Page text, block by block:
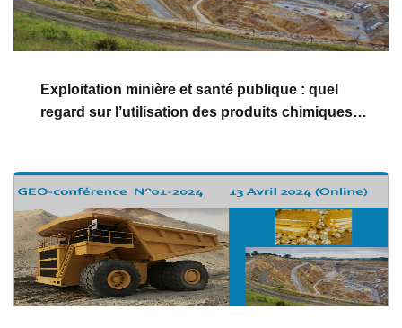
Exploitation minière et santé publique : quel
regard sur l’utilisation des produits chimiques